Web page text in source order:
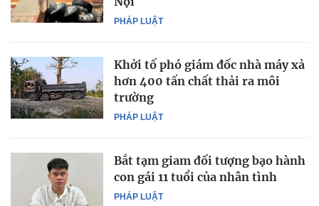
PHÁP LUẬT
PHÁP LUẬT
Khởi tố phó giám đốc nhà máy xả
hơn 400 tấn chất thải ra môi
trường
PHÁP LUẬT
Bắt tạm giam đối tượng bạo hành
con gái 11 tuổi của nhân tình